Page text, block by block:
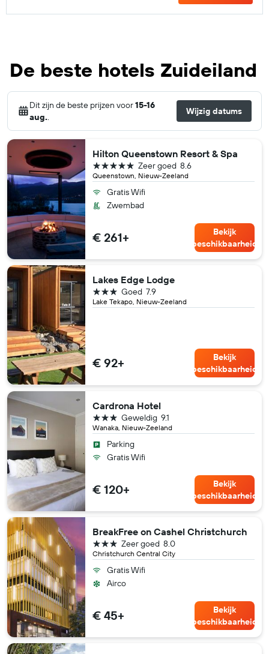
De beste hotels Zuideiland
Dit zijn de beste prijzen voor15-16
aug.
Wijzig datums
Hilton Queenstown Resort & Spa
Queenstown, Nieuw-Zeeland
8.6
Zeer goed
5 sterren
Gratis Wifi
Zwembad
€ 261+
Bekijk
beschikbaarheid
Lakes Edge Lodge
Lake Tekapo, Nieuw-Zeeland
7.9
Goed
3 sterren
€ 92+
Bekijk
beschikbaarheid
Cardrona Hotel
Wanaka, Nieuw-Zeeland
9.1
Geweldig
3 sterren
Parking
Gratis Wifi
€ 120+
Bekijk
beschikbaarheid
BreakFree on Cashel Christchurch
Christchurch Central City
8.0
Zeer goed
3 sterren
Gratis Wifi
Airco
€ 45+
Bekijk
beschikbaarheid